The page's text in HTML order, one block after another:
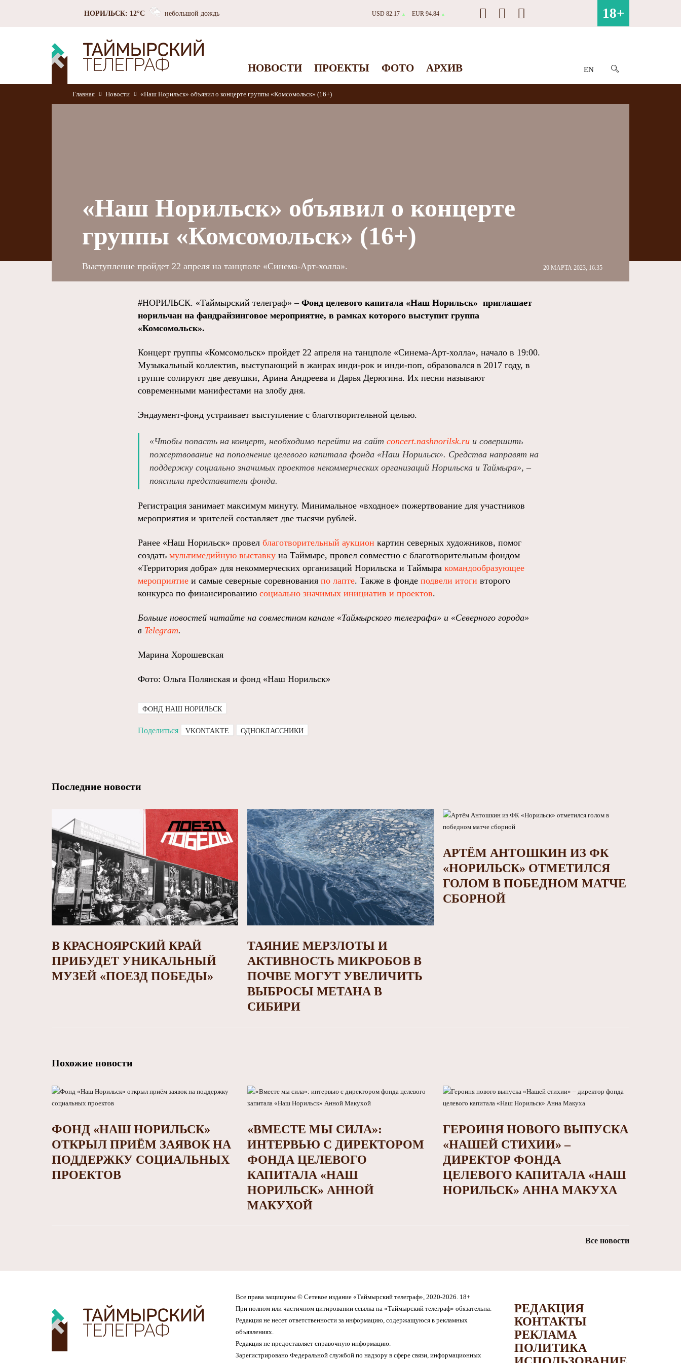
НОРИЛЬСК: 12°C небольшой дождь USD 82.17 ▲ EUR 94.84 ▲ 18+
НОВОСТИ ПРОЕКТЫ ФОТО АРХИВ EN
Главная Новости «Наш Норильск» объявил о концерте группы «Комсомольск» (16+)
«Наш Норильск» объявил о концерте
группы «Комсомольск» (16+)
20 МАРТА 2023, 16:35
Выступление пройдет 22 апреля на танцполе «Синема-Арт-холла».
#НОРИЛЬСК. «Таймырский телеграф» – Фонд целевого капитала «Наш Норильск» приглашает
норильчан на фандрайзинговое мероприятие, в рамках которого выступит группа
«Комсомольск».
Концерт группы «Комсомольск» пройдет 22 апреля на танцполе «Синема-Арт-холла», начало в 19:00.
Музыкальный коллектив, выступающий в жанрах инди-рок и ‎инди-поп, образовался в 2017 году, в
группе солируют две девушки, Арина Андреева и Дарья Дерюгина. Их песни называют
современными манифестами на злобу дня.
Эндаумент-фонд устраивает выступление с благотворительной целью.
«Чтобы попасть на концерт, необходимо перейти на сайт concert.nashnorilsk.ru и совершить
пожертвование на пополнение целевого капитала фонда «Наш Норильск». Средства направят на
поддержку социально значимых проектов некоммерческих организаций Норильска и Таймыра», –
пояснили представители фонда.
Регистрация занимает максимум минуту. Минимальное «входное» пожертвование для участников
мероприятия и зрителей составляет две тысячи рублей.
Ранее «Наш Норильск» провел благотворительный аукцион картин северных художников, помог
создать мультимедийную выставку на Таймыре, провел совместно с благотворительным фондом
«Территория добра» для некоммерческих организаций Норильска и Таймыра командообразующее
мероприятие и самые северные соревнования по лапте. Также в фонде подвели итоги второго
конкурса по финансированию социально значимых инициатив и проектов.
Больше новостей читайте на совместном канале «Таймырского телеграфа» и «Северного города»
в Telegram.
Марина Хорошевская
Фото: Ольга Полянская и фонд «Наш Норильск»
ФОНД НАШ НОРИЛЬСК
Поделиться VKONTAKTE ОДНОКЛАССНИКИ
Последние новости
В КРАСНОЯРСКИЙ КРАЙ
ПРИБУДЕТ УНИКАЛЬНЫЙ
МУЗЕЙ «ПОЕЗД ПОБЕДЫ»
ТАЯНИЕ МЕРЗЛОТЫ И
АКТИВНОСТЬ МИКРОБОВ В
ПОЧВЕ МОГУТ УВЕЛИЧИТЬ
ВЫБРОСЫ МЕТАНА В
СИБИРИ
АРТЁМ АНТОШКИН ИЗ ФК
«НОРИЛЬСК» ОТМЕТИЛСЯ
ГОЛОМ В ПОБЕДНОМ МАТЧЕ
СБОРНОЙ
Похожие новости
ФОНД «НАШ НОРИЛЬСК»
ОТКРЫЛ ПРИЁМ ЗАЯВОК НА
ПОДДЕРЖКУ СОЦИАЛЬНЫХ
ПРОЕКТОВ
«ВМЕСТЕ МЫ СИЛА»:
ИНТЕРВЬЮ С ДИРЕКТОРОМ
ФОНДА ЦЕЛЕВОГО
КАПИТАЛА «НАШ
НОРИЛЬСК» АННОЙ
МАКУХОЙ
ГЕРОИНЯ НОВОГО ВЫПУСКА
«НАШЕЙ СТИХИИ» –
ДИРЕКТОР ФОНДА
ЦЕЛЕВОГО КАПИТАЛА «НАШ
НОРИЛЬСК» АННА МАКУХА
Все новости
Все права защищены © Сетевое издание «Таймырский телеграф», 2020-2026. 18+
При полном или частичном цитировании ссылка на «Таймырский телеграф» обязательна.
Редакция не несет ответственности за информацию, содержащуюся в рекламных
объявлениях.
Редакция не предоставляет справочную информацию.
Зарегистрировано Федеральной службой по надзору в сфере связи, информационных
РЕДАКЦИЯ
КОНТАКТЫ
РЕКЛАМА
ПОЛИТИКА